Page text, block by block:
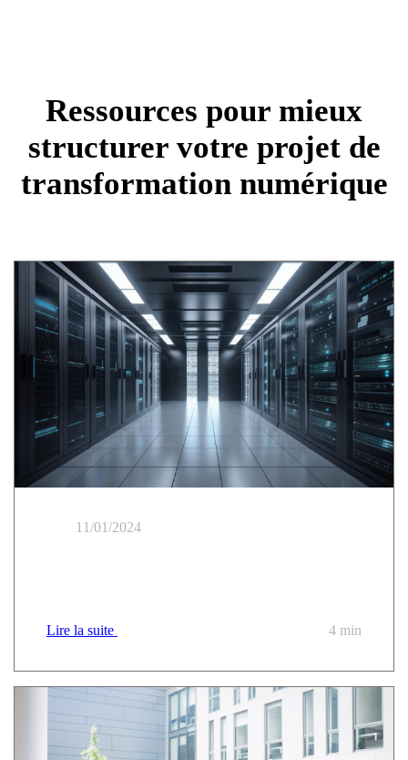
Ressources pour mieux
structurer votre projet de
transformation numérique
11/01/2024
Lire la suite 4 min